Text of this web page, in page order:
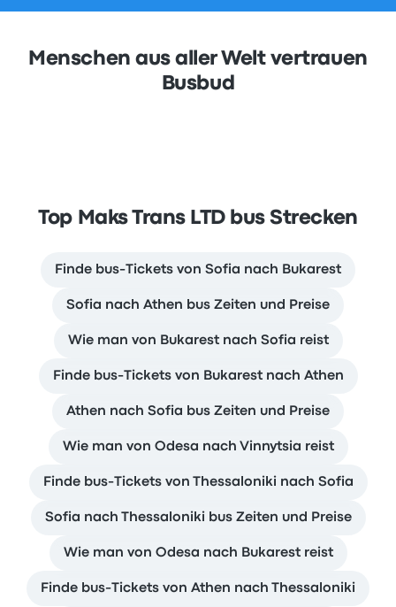
Menschen aus aller Welt vertrauen
Busbud
Top Maks Trans LTD bus Strecken
Finde bus-Tickets von Sofia nach Bukarest
Sofia nach Athen bus Zeiten und Preise
Wie man von Bukarest nach Sofia reist
Finde bus-Tickets von Bukarest nach Athen
Athen nach Sofia bus Zeiten und Preise
Wie man von Odesa nach Vinnytsia reist
Finde bus-Tickets von Thessaloniki nach Sofia
Sofia nach Thessaloniki bus Zeiten und Preise
Wie man von Odesa nach Bukarest reist
Finde bus-Tickets von Athen nach Thessaloniki